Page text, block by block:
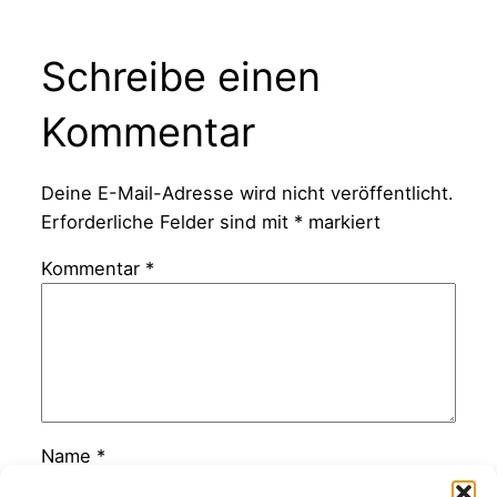
Schreibe einen
Kommentar
Deine E-Mail-Adresse wird nicht veröffentlicht.
Erforderliche Felder sind mit *markiert
Kommentar *
Name *